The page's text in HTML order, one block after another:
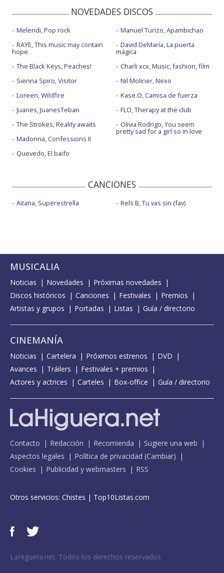
NOVEDADES DISCOS
Melendi, Pop rock
RAYE, This music may contain
hope.
The Black Keys, Peaches!
Sienna Spiro, Visitor
Loreen, Wildfire
Juanes, JuanesTeban
The Strokes, Reality awaits
Madonna, Confessions II
Quevedo, El baifo
Manuel Turizo, Apambichao
David DeMaría, La puerta
mágica
Charli xcx, Music, fashion, film
Nil Moliner, Nexo
Kase.O, Camisa de fuerza
FLO, Therapy at the club
Olivia Rodrigo, You seem
pretty sad for a girl so in love
CANCIONES
Aitana, Superestrella Rels B, Tu vas sin (fav)
MUSICALIA
Noticias Novedades
Próximas novedades
Discos históricos
Canciones Festivales
Premios
Artistas y grupos
Portadas Listas Guía / directorio
CINEMANÍA
Noticias Cartelera Próximos estrenos
DVD
Avances
Tráilers
Festivales + premios
Actores y actrices
Carteles Box-office Guía / directorio
Contacto Redacción Recomienda
Sugiere una web
Aspectos legales
Política de privacidad (Cambiar)
Cookies
Publicidad y webmasters RSS
Otros servicios: Chistes | Top10Listas.com
LaHiguera.net. Todos los derechos reservados